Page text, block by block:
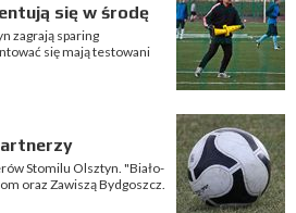
się w środę
zagrają sparing
się mają testowani
Stomilu Olsztyn. "Biało-
oraz Zawiszą Bydgoszcz.